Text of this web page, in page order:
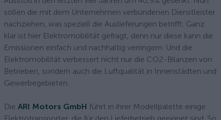
sollen die mit dem Unternehmen verbundenen Dienstleister
nachziehen, was speziell die Auslieferungen betrifft. Ganz
klar ist hier Elektromobilität gefragt, denn nur diese kann die
Emissionen einfach und nachhaltig verringern. Und die
Elektromobilität verbessert nicht nur die CO2-Bilanzen von
Betrieben, sondern auch die Luftqualität in Innenstädten und
Gewerbegebieten.
Die ARI Motors GmbH führt in ihrer Modellpalette einige